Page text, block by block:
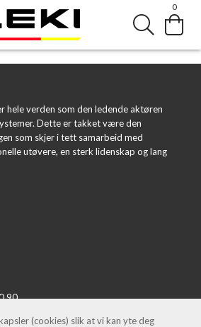
0
an instance of an object.
hele verden som den ledende aktøren
Dette er takket være den
som skjer i tett samarbeid med
utøvere, en sterk lidenskap og lang
90
(cookies) slik at vi kan yte deg